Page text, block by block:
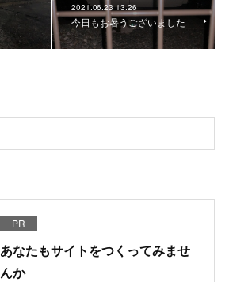
2021.06.23 13:26
今日もお暑うございました
PR
あなたもサイトをつくってみませ
んか